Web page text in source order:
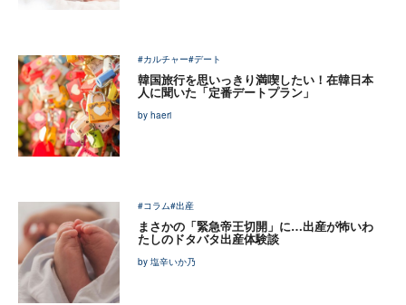
#カルチャー#デート
韓国旅行を思いっきり満喫したい！在韓日本
人に聞いた「定番デートプラン」
by haeri
#コラム#出産
まさかの「緊急帝王切開」に…出産が怖いわ
たしのドタバタ出産体験談
by 塩辛いか乃